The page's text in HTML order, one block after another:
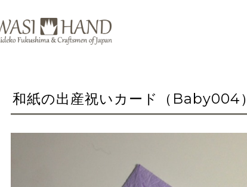
和紙の出産祝いカード（Baby004）